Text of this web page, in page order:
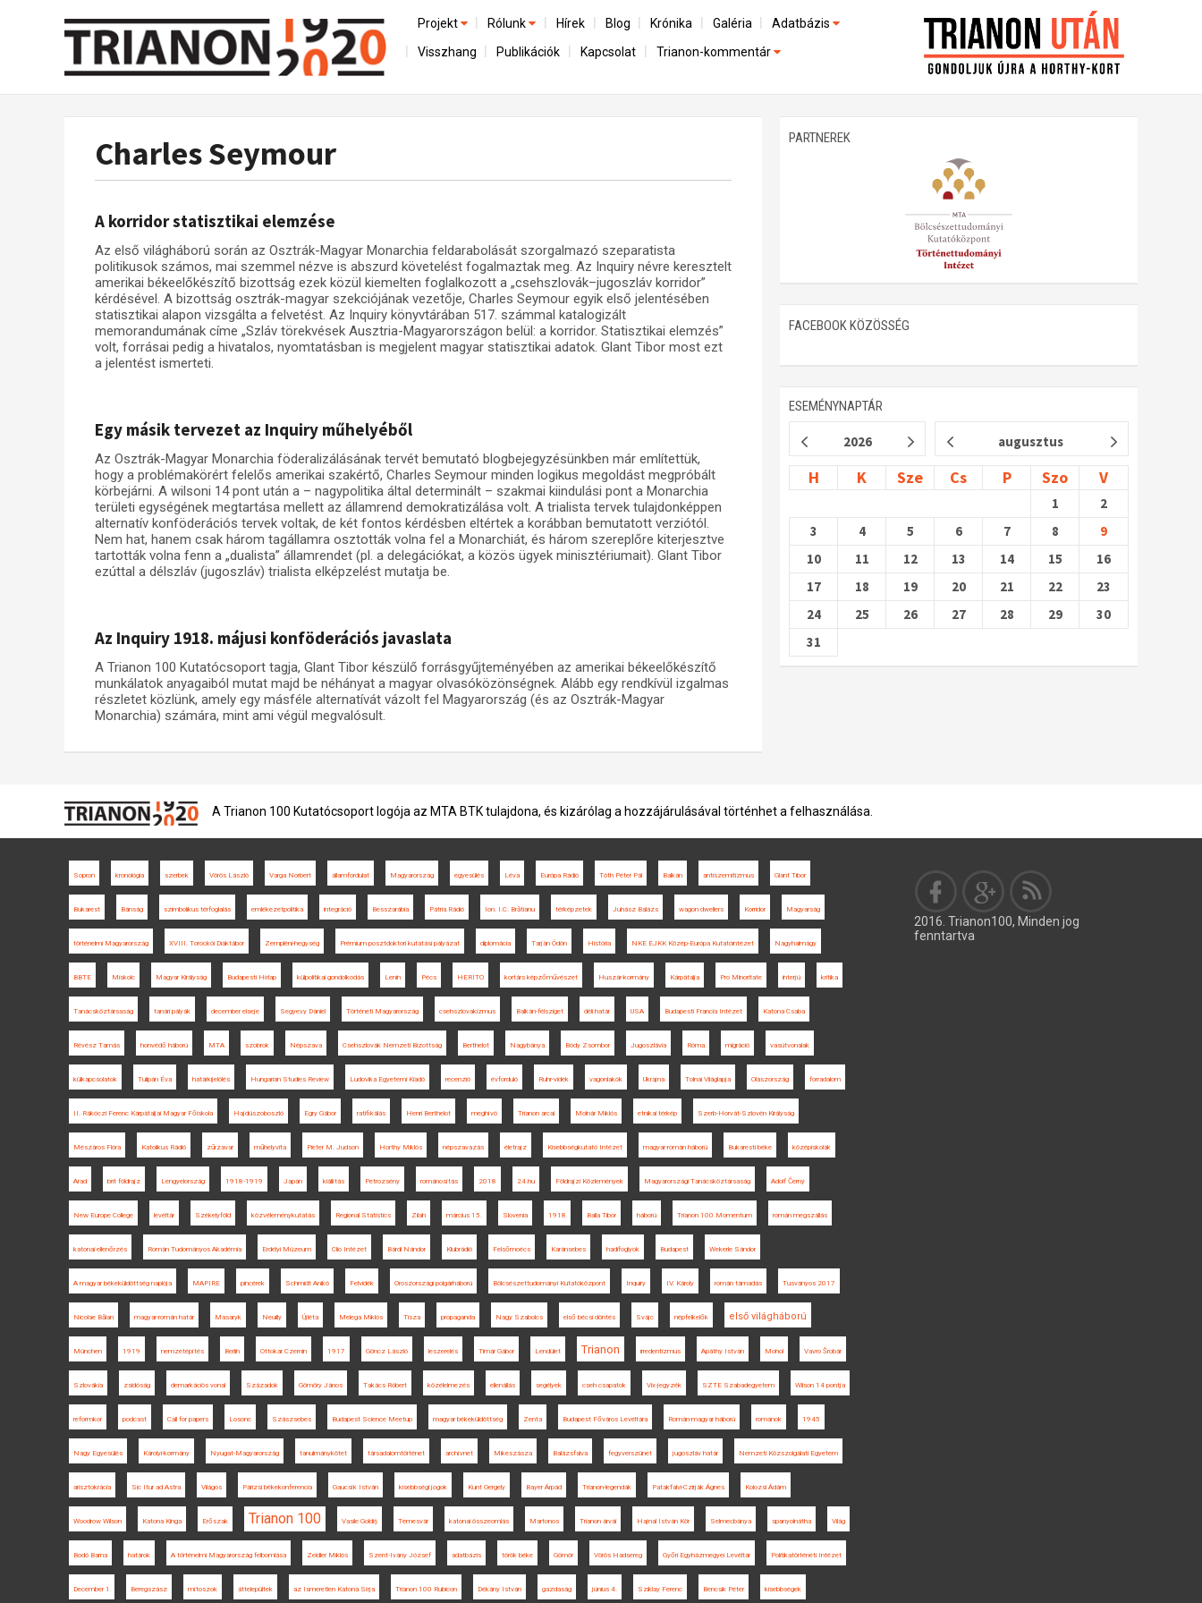
Projekt
Előzmények
Az összeomlás és a magyar társadalom
Utókor és emlékezet
Rólunk
A kutatócsoport működéséről
Hírek Blog Krónika Galéria Adatbázis
Emlékművek (feltöltés alatt)
Visszhang Publikációk Kapcsolat Trianon-kommentár
Charles Seymour
A korridor statisztikai elemzése
Az első világháború során az Osztrák-Magyar Monarchia feldarabolását szorgalmazó szeparatista
politikusok számos, mai szemmel nézve is abszurd követelést fogalmaztak meg. Az Inquiry névre keresztelt
amerikai békeelőkészítő bizottság ezek közül kiemelten foglalkozott a „csehszlovák–jugoszláv korridor”
kérdésével. A bizottság osztrák-magyar szekciójának vezetője, Charles Seymour egyik első jelentésében
statisztikai alapon vizsgálta a felvetést. Az Inquiry könyvtárában 517. számmal katalogizált
memorandumának címe „Szláv törekvések Ausztria-Magyarországon belül: a korridor. Statisztikai elemzés”
volt, forrásai pedig a hivatalos, nyomtatásban is megjelent magyar statisztikai adatok. Glant Tibor most ezt
a jelentést ismerteti.
Egy másik tervezet az Inquiry műhelyéből
Az Osztrák-Magyar Monarchia föderalizálásának tervét bemutató blogbejegyzésünkben már említettük,
hogy a problémakörért felelős amerikai szakértő, Charles Seymour minden logikus megoldást megpróbált
körbejárni. A wilsoni 14 pont után a – nagypolitika által determinált – szakmai kiindulási pont a Monarchia
területi egységének megtartása mellett az államrend demokratizálása volt. A trialista tervek tulajdonképpen
alternatív konföderációs tervek voltak, de két fontos kérdésben eltértek a korábban bemutatott verziótól.
Nem hat, hanem csak három tagállamra osztották volna fel a Monarchiát, és három szereplőre kiterjesztve
tartották volna fenn a „dualista” államrendet (pl. a delegációkat, a közös ügyek minisztériumait). Glant Tibor
ezúttal a délszláv (jugoszláv) trialista elképzelést mutatja be.
Az Inquiry 1918. májusi konföderációs javaslata
A Trianon 100 Kutatócsoport tagja, Glant Tibor készülő forrásgyűjteményében az amerikai békeelőkészítő
munkálatok anyagaiból mutat majd be néhányat a magyar olvasóközönségnek. Alább egy rendkívül izgalmas
részletet közlünk, amely egy másféle alternatívát vázolt fel Magyarország (és az Osztrák-Magyar
Monarchia) számára, mint ami végül megvalósult.
PARTNEREK
FACEBOOK KÖZÖSSÉG
ESEMÉNYNAPTÁR
2026 augusztus
H K Sze Cs P Szo V
1
2
3
4 5 6 7 8
9
10
11 12 13 14 15
16
17
18 19 20 21 22
23
24
25 26 27 28 29
30
31
A Trianon 100 Kutatócsoport logója az MTA BTK tulajdona, és kizárólag a hozzájárulásával történhet a felhasználása.
Sopron kronológia szerbek Vörös László Varga Norbert államfordulat Magyarország egyesülés Léva Európa Rádió Tóth Péter Pál Balkán antiszemitizmus Glant Tibor
Bukarest Bánság szimbolikus térfoglalás emlékezetpolitika integráció Besszarábia Pátria Rádió Ion. I.C. Brătianu térképzetek Juhász Balázs wagon dwellers Korridor Magyarság
történelmi Magyarország XVIII. Torockói Diáktábor Zempléni-hegység Prémium posztdoktori kutatási pályázat diplomácia Tarján Ödön História NKE EJKK Közép-Európa Kutatóintézet Nagyhalmágy
BBTE Miskolc Magyar Királyság Budapesti Hírlap külpolitikai gondolkodás Lenin Pécs HERITO kortárs képzőművészet Huszár-kormány Kárpátalja Pro Minoritate interjú kritika
Tanácsköztársaság tanári pályák december elseje Segyevy Dániel Történeti Magyarország csehszlovakizmus Balkán-félsziget déli határ USA Budapesti Francia Intézet Katona Csaba
Révész Tamás honvédő háború MTA szobrok Népszava Csehszlovák Nemzeti Bizottság Berthelot Nagybánya Bódy Zsombor Jugoszlávia Róma migráció vasútvonalak
külkapcsolatok Tulipán Éva határkijelölés Hungarian Studies Review Ludovika Egyetemi Kiadó recenzió évforduló Ruhr-vidék vagonlakók Ukrajna Tolnai Világlapja Olaszország forradalom
II. Rákóczi Ferenc Kárpátaljai Magyar Főiskola Hajdúszoboszló Egry Gábor ratifikálás Henri Berthelot meghívó Trianon arcai Molnár Miklós etnikai térkép Szerb-Horvát-Szlovén Királyság
Mészáros Flóra Katolikus Rádió zűrzavar műhelyvita Pieter M. Judson Horthy Miklós népszavazás életrajz Kisebbségkutató Intézet magyar-román háború Bukaresti béke középiskolák
Arad brit földrajz Lengyelország 1918-1919 Japán kiállítás Petrozsény románosítás 2018 24.hu Földrajzi Közlemények Magyarországi Tanácsköztársaság Adolf Černý
New Europe College levéltár Székelyföld közvéleménykutatás Regional Statistics Zilah március 15. Slovenia 1918 Balla Tibor háború Trianon 100 Momentum román megszállás
katonai ellenőrzés Román Tudományos Akadémia Erdélyi Múzeum Clio Intézet Bárdi Nándor Klubrádió Felsőmoécs Karánsebes hadifoglyok Budapest Wekerle Sándor
A magyar békeküldöttség naplója MAPIRE pincérek Schmidt Anikó Felvidék Oroszországi polgárháború Bölcsészettudományi Kutatóközpont Inquiry IV. Károly román támadás Tusványos 2017
Nicolae Bălan magyar-román határ Masaryk Neuilly Újléta Melega Miklós Tisza propaganda Nagy Szabolcs első bécsi döntés Svájc népfelkelők első világháború
München 1919 nemzetépítés Berlin Ottokar Czernin 1917 Göncz László leszerelés Timár Gábor Lendület Trianon irredentizmus Apáthy István Mohol Vavro Šrobár
Szlovákia zsidóság demarkációs vonal Századok Gömöry János Takács Róbert közélelmezés ellenállás segélyek cseh csapatok Vix-jegyzék SZTE Szabadegyetem Wilson 14 pontja
reformkor podcast Call for papers Losonc Szászsebes Budapest Science Meetup magyar békeküldöttség Zenta Budapest Főváros Levéltára Román-magyar háború románok 1945
Nagy Egyesülés Károlyi-kormány Nyugat-Magyarország tanulmánykötet társadalomtörténet archívnet Mikeszásza Balázsfalva fegyverszünet jugoszláv határ Nemzeti Közszolgálati Egyetem
arisztokrácia Sic Itur ad Astra Világos Párizsi békekonferencia Gaucsík István kisebbségi jogok Kunt Gergely Bayer Árpád Trianon-legendák Patakfalvi-Czirják Ágnes Kolozsi Ádám
Woodrow Wilson Katona Kinga Erőszak Trianon 100 Vasile Goldiș Temesvár katonai összeomlás Martonos Trianon árvái Hajnal István Kör Selmecbánya spanyolnátha Világ
Bodó Barna határok A történelmi Magyarország felbomlása Zeidler Miklós Szent-Ivány József adatbázis török béke Gömör Vörös Hadsereg Győri Egyházmegyei Levéltár Politikatörténeti Intézet
December 1 Beregszász mítoszok áttelepültek az Ismeretlen Katona Sírja Trianon 100 Rubicon Dékány István gazdaság június 4. Sziklay Ferenc Bencsik Péter kisebbségek
2016. Trianon100, Minden jog
fenntartva